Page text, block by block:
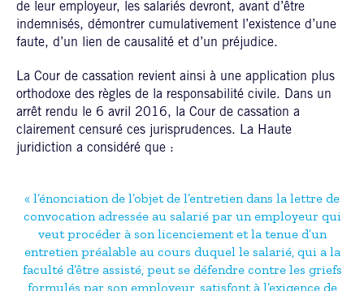
de leur employeur, les salariés devront, avant d’être
indemnisés, démontrer cumulativement l’existence d’une
faute, d’un lien de causalité et d’un préjudice.
La Cour de cassation revient ainsi à une application plus
orthodoxe des règles de la responsabilité civile. Dans un
arrêt rendu le 6 avril 2016, la Cour de cassation a
clairement censuré ces jurisprudences. La Haute
juridiction a considéré que :
« l’énonciation de l’objet de l’entretien dans la lettre de
convocation adressée au salarié par un employeur qui
veut procéder à son licenciement et la tenue d’un
entretien préalable au cours duquel le salarié, qui a la
faculté d’être assisté, peut se défendre contre les griefs
formulés par son employeur, satisfont à l’exigence de